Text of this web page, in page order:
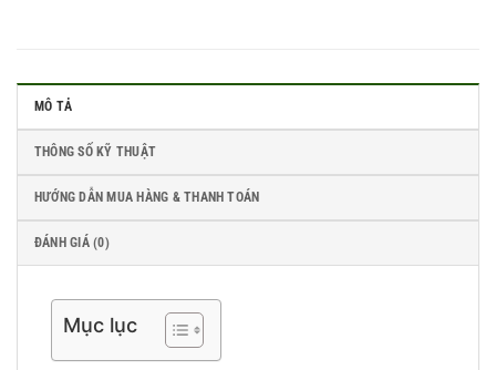
MÔ TẢ
THÔNG SỐ KỸ THUẬT
HƯỚNG DẪN MUA HÀNG & THANH TOÁN
ĐÁNH GIÁ (0)
Mục lục